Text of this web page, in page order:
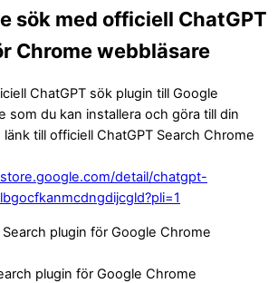
sök med officiell ChatGPT
Chrome webbläsare
ChatGPT sök plugin till Google
som du kan installera och göra till din
till officiell ChatGPT Search Chrome
detail/chatgpt-
plugin för Google Chrome